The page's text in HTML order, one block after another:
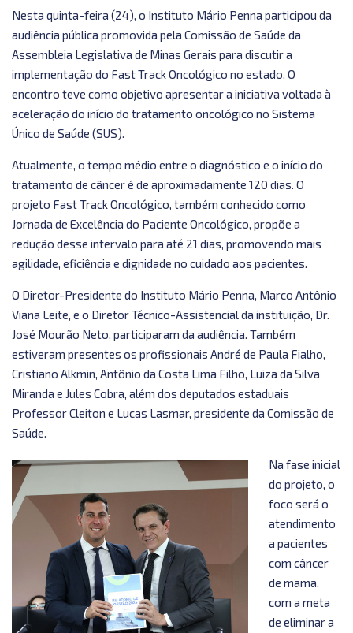
Nesta quinta-feira (24), o Instituto Mário Penna participou da
audiência pública promovida pela Comissão de Saúde da
Assembleia Legislativa de Minas Gerais para discutir a
implementação do Fast Track Oncológico no estado. O
encontro teve como objetivo apresentar a iniciativa voltada à
aceleração do início do tratamento oncológico no Sistema
Único de Saúde (SUS).
Atualmente, o tempo médio entre o diagnóstico e o início do
tratamento de câncer é de aproximadamente 120 dias. O
projeto Fast Track Oncológico, também conhecido como
Jornada de Excelência do Paciente Oncológico, propõe a
redução desse intervalo para até 21 dias, promovendo mais
agilidade, eficiência e dignidade no cuidado aos pacientes.
O Diretor-Presidente do Instituto Mário Penna, Marco Antônio
Viana Leite, e o Diretor Técnico-Assistencial da instituição, Dr.
José Mourão Neto, participaram da audiência. Também
estiveram presentes os profissionais André de Paula Fialho,
Cristiano Alkmin, Antônio da Costa Lima Filho, Luiza da Silva
Miranda e Jules Cobra, além dos deputados estaduais
Professor Cleiton e Lucas Lasmar, presidente da Comissão de
Saúde.
Na fase inicial
do projeto, o
foco será o
atendimento
a pacientes
com câncer
de mama,
com a meta
de eliminar a